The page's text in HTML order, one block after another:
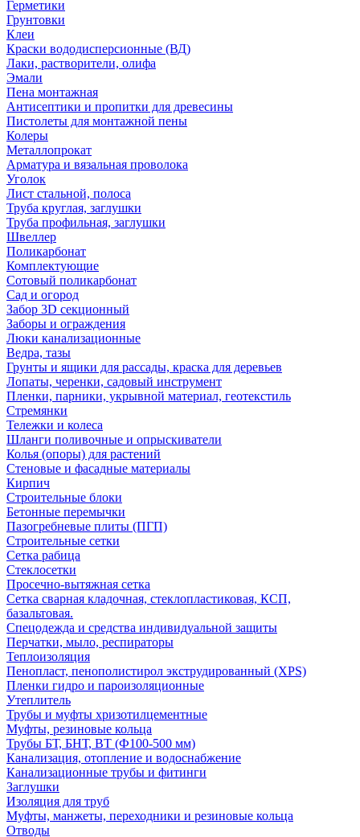
Герметики
Грунтовки
Клеи
Краски вододисперсионные (ВД)
Лаки, растворители, олифа
Эмали
Пена монтажная
Антисептики и пропитки для древесины
Пистолеты для монтажной пены
Колеры
Металлопрокат
Арматура и вязальная проволока
Уголок
Лист стальной, полоса
Труба круглая, заглушки
Труба профильная, заглушки
Швеллер
Поликарбонат
Комплектующие
Сотовый поликарбонат
Сад и огород
Забор 3D секционный
Заборы и ограждения
Люки канализационные
Ведра, тазы
Грунты и ящики для рассады, краска для деревьев
Лопаты, черенки, садовый инструмент
Пленки, парники, укрывной материал, геотекстиль
Стремянки
Тележки и колеса
Шланги поливочные и опрыскиватели
Колья (опоры) для растений
Стеновые и фасадные материалы
Кирпич
Строительные блоки
Бетонные перемычки
Пазогребневые плиты (ПГП)
Строительные сетки
Сетка рабица
Стеклосетки
Просечно-вытяжная сетка
Сетка сварная кладочная, стеклопластиковая, КСП,
базальтовая.
Спецодежда и средства индивидуальной защиты
Перчатки, мыло, респираторы
Теплоизоляция
Пенопласт, пенополистирол экструдированный (XPS)
Пленки гидро и пароизоляционные
Утеплитель
Трубы и муфты хризотилцементные
Муфты, резиновые кольца
Трубы БТ, БНТ, ВТ (Ф100-500 мм)
Канализация, отопление и водоснабжение
Канализационные трубы и фитинги
Заглушки
Изоляция для труб
Муфты, манжеты, переходники и резиновые кольца
Отводы